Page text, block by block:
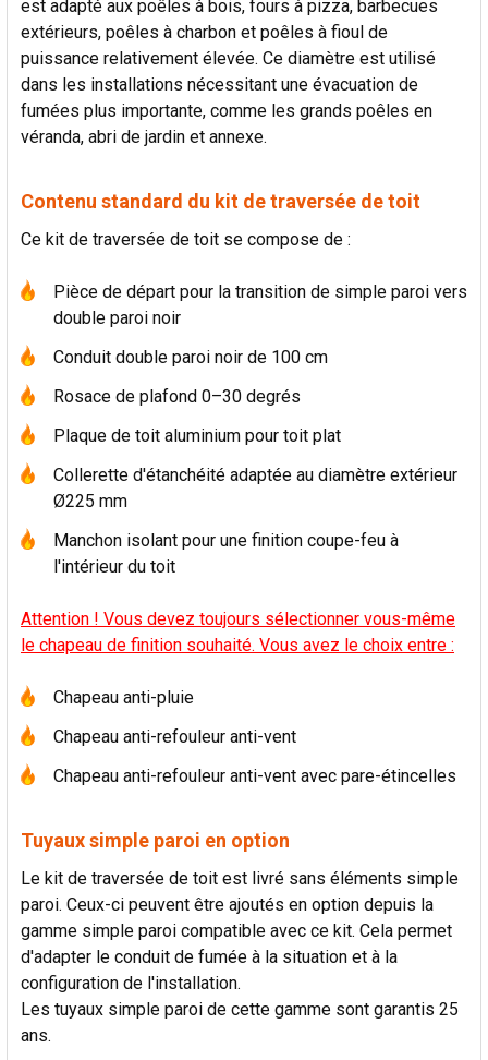
est adapté aux poêles à bois, fours à pizza, barbecues
extérieurs, poêles à charbon et poêles à fioul de
puissance relativement élevée. Ce diamètre est utilisé
dans les installations nécessitant une évacuation de
fumées plus importante, comme les grands poêles en
véranda, abri de jardin et annexe.
Contenu standard du kit de traversée de toit
Ce kit de traversée de toit se compose de :
Pièce de départ pour la transition de simple paroi vers
double paroi noir
Conduit double paroi noir de 100 cm
Rosace de plafond 0–30 degrés
Plaque de toit aluminium pour toit plat
Collerette d'étanchéité adaptée au diamètre extérieur
Ø225 mm
Manchon isolant pour une finition coupe-feu à
l'intérieur du toit
Attention ! Vous devez toujours sélectionner vous-même
le chapeau de finition souhaité. Vous avez le choix entre :
Chapeau anti-pluie
Chapeau anti-refouleur anti-vent
Chapeau anti-refouleur anti-vent avec pare-étincelles
Tuyaux simple paroi en option
Le kit de traversée de toit est livré sans éléments simple
paroi. Ceux-ci peuvent être ajoutés en option depuis la
gamme simple paroi compatible avec ce kit. Cela permet
d'adapter le conduit de fumée à la situation et à la
configuration de l'installation.
Les tuyaux simple paroi de cette gamme sont garantis 25
ans.